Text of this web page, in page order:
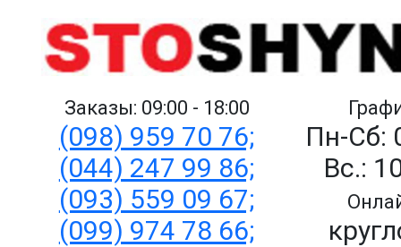
Заказы: 09:00 - 18:00
(098) 959 70 76;
(044) 247 99 86;
(093) 559 09 67;
(099) 974 78 66;
Пн-Сб:
Вс.: